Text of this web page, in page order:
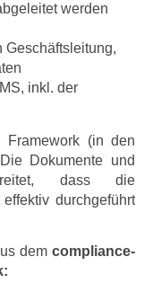
werden
Geschäftsleitung,
inkl. der
(in den
Dokumente und
dass die
durchgeführt
dem compliance-